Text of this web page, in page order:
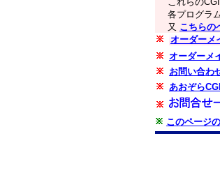
各プログラ
又 こちらの
オーダーメ
オーダーメ
お問い合わ
あおぞら
このページ